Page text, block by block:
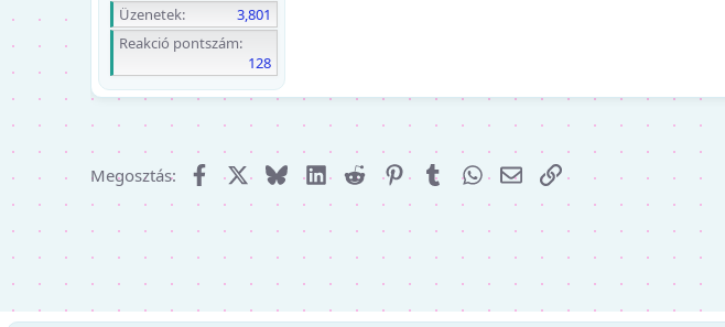
Üzenetek
3,801
Reakció pontszám
128
Megosztás: FacebookX (Twitter)
BlueskyLinkedIn
RedditPinterestTumblrWhatsApp
E-mailLink